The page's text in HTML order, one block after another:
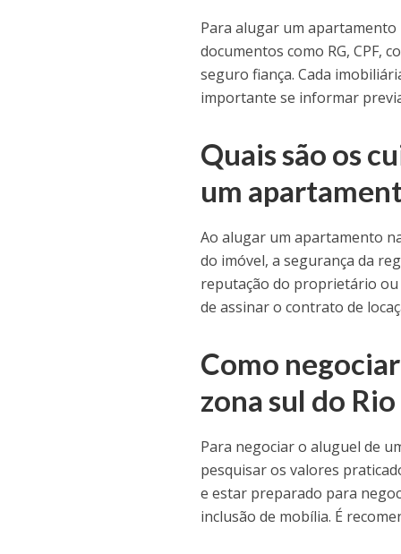
Para alugar um apartamento
documentos como RG, CPF,
seguro fiança. Cada
importante se informar
Quais são os
um
Ao alugar um apartamento
do imóvel, a segurança da
reputação do proprietário ou
de assinar o contrato de
Como
zona sul do
Para negociar o aluguel de
pesquisar os valores
e estar preparado para
inclusão de mobília. É